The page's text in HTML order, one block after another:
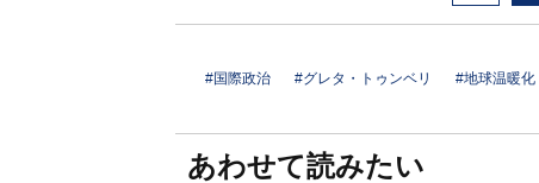
#国際政治 #グレタ・トゥンベリ #地球温暖化
あわせて読みたい